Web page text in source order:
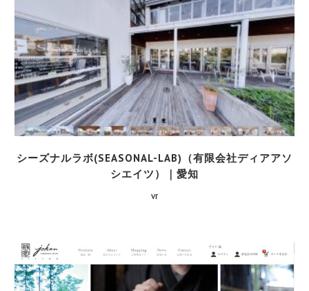
シーズナルラボ(SEASONAL-LAB)（有限会社ディアアソ
シエイツ）｜愛知
vr